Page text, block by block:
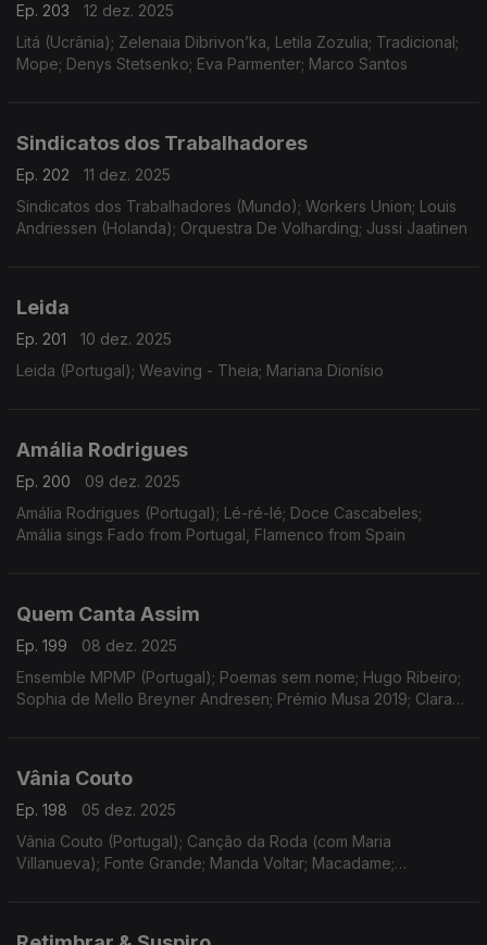
Ep. 203
12 dez. 2025
Litá (Ucrânia); Zelenaia Dibrivon’ka, Letila Zozulia; Tradicional;
Mope; Denys Stetsenko; Eva Parmenter; Marco Santos
Sindicatos dos Trabalhadores
Ep. 202
11 dez. 2025
Sindicatos dos Trabalhadores (Mundo); Workers Union; Louis
Andriessen (Holanda); Orquestra De Volharding; Jussi Jaatinen
Leida
Ep. 201
10 dez. 2025
Leida (Portugal); Weaving - Theia; Mariana Dionísio
Amália Rodrigues
Ep. 200
09 dez. 2025
Amália Rodrigues (Portugal); Lé-ré-lé; Doce Cascabeles;
Amália sings Fado from Portugal, Flamenco from Spain
Quem Canta Assim
Ep. 199
08 dez. 2025
Ensemble MPMP (Portugal); Poemas sem nome; Hugo Ribeiro;
Sophia de Mello Breyner Andresen; Prémio Musa 2019; Clara
Vânia Couto
Ep. 198
05 dez. 2025
Vânia Couto (Portugal); Canção da Roda (com Maria
Villanueva); Fonte Grande; Manda Voltar; Macadame;